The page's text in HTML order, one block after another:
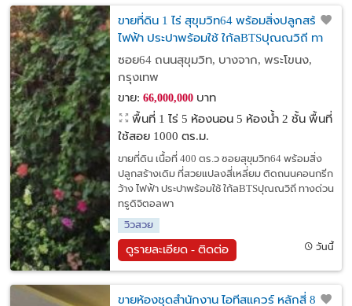
ขายที่ดิน 1 ไร่ สุขุมวิท64 พร้อมสิ่งปลูกสร้าง
ไฟฟ้า ประปาพร้อมใช้ ใก้ลBTSปุณณวิถี ทา
งด่ว.น
ซอย64 ถนนสุขุมวิท, บางจาก, พระโขนง,
กรุงเทพ
ขาย: 66,000,000บาท
พื้นที่ 1 ไร่ 5 ห้องนอน 5 ห้องน้ำ 2 ชั้น พื้นที่
ใช้สอย 1000 ตร.ม.
ขายที่ดิน เนื้อที่ 400 ตร.ว ซอยสุขุมวิท64 พร้อมสิ่ง
ปลูกสร้างเดิม ที่สวยแปลงสี่เหลี่ยม ติดถนนคอนกรีก
ว้าง ไฟฟ้า ประปาพร้อมใช้ ใก้ลBTSปุณณวิถี ทางด่วน
ทรูดิจิตอลพา
วิวสวย
ดูรายละเอียด - ติดต่อ วันนี้
ขายห้องชุดสำนักงาน ไอทีสแควร์ หลักสี่ 851